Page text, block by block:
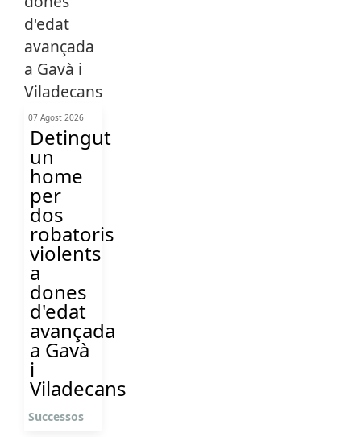
07 Agost 2026
Detingut
un
home
per
dos
robatoris
violents
a
dones
d'edat
avançada
a Gavà
i
Viladecans
Successos